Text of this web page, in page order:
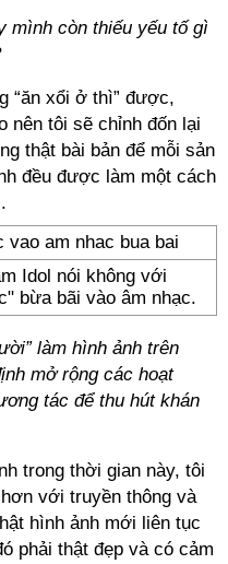
mình còn thiếu yếu tố gì
“ăn xổi ở thì” được,
nên tôi sẽ chỉnh đốn lại
thật bài bản để mỗi sản
đều được làm một cách
Idol nói không với
bừa bãi vào âm nhạc.
làm hình ảnh trên
mở rộng các hoạt
tác để thu hút khán
trong thời gian này, tôi
với truyền thông và
hình ảnh mới liên tục
phải thật đẹp và có cảm